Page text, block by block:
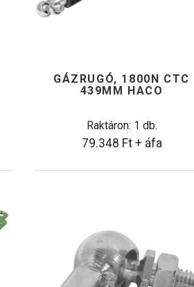
GÁZRUGÓ, 1800N CTC
439MM HACO
Raktáron: 1 db.
79.348 Ft+ áfa